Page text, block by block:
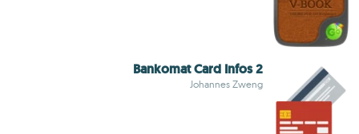
Bankomat Card Infos 2
Johannes Zweng